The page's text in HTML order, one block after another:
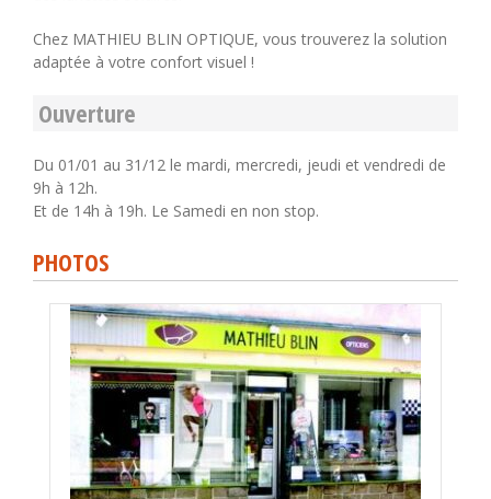
Chez MATHIEU BLIN OPTIQUE, vous trouverez la solution
adaptée à votre confort visuel !
Ouverture
Du 01/01 au 31/12 le mardi, mercredi, jeudi et vendredi de
9h à 12h.
Et de 14h à 19h. Le Samedi en non stop.
PHOTOS